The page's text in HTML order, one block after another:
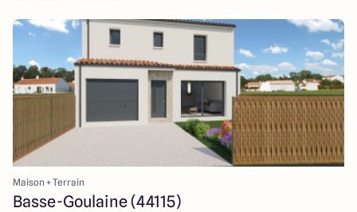
Maison + Terrain
Basse-Goulaine (44115)